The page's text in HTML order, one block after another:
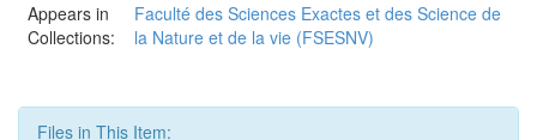
Appears in
Collections:
Faculté des Sciences Exactes et des Science de
la Nature et de la vie (FSESNV)
Files in This Item: